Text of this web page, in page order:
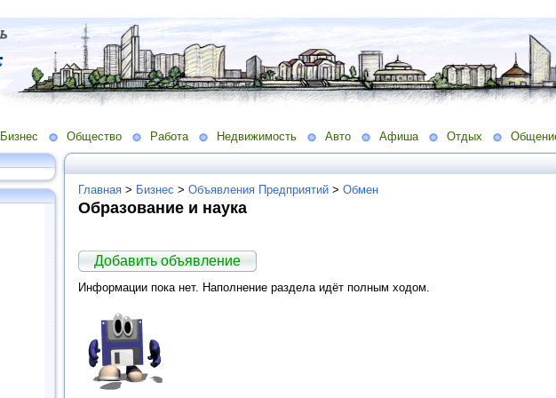
Бизнес Общество Работа Недвижимость Авто Афиша Отдых
Главная > Бизнес > Объявления Предприятий > Обмен
Образование и наука
Добавить объявление
Информации пока нет. Наполнение раздела идёт полным ходом.